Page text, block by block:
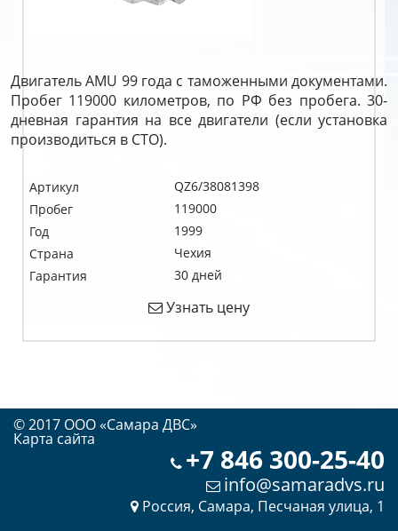
Двигатель AMU 99 года с таможенными документами.
Пробег 119000 километров, по РФ без пробега. 30-
дневная гарантия на все двигатели (если установка
производиться в СТО).
Артикул
QZ6/38081398
Пробег
119000
Год
1999
Страна
Чехия
Гарантия
30 дней
Узнать цену
© 2017 OOO «Самара ДВС»
Карта сайта
+7 846 300-25-40
info@samaradvs.ru
Россия, Самара, Песчаная улица, 1